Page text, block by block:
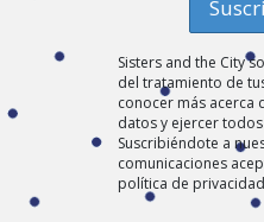
Sisters and the City
del tratamiento de
conocer más acerca
datos y ejercer
Suscribiéndote a
comunicaciones
política de